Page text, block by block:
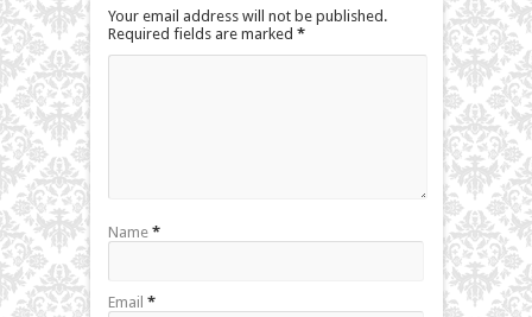
Your email address will not be published.
Required fields are marked *
Name *
Email *